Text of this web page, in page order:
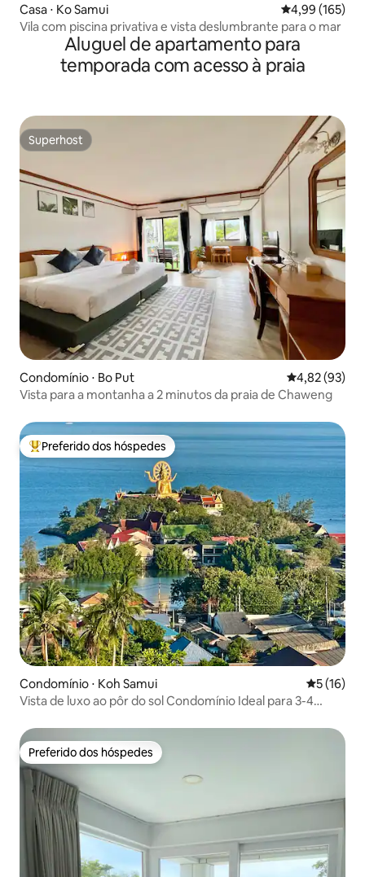
Casa ⋅ Ko Samui 4,99 de uma
4,99 (165)
Vila com piscina privativa e vista deslumbrante para o mar
Aluguel de apartamento para
temporada com acesso à praia
Superhost
Superhost
Condomínio ⋅ Bo Put 4,82 de uma
4,82 (93)
Vista para a montanha a 2 minutos da praia de Chaweng
Entre os melhores preferidos dos hóspedes
Preferido dos hóspedes
Condomínio ⋅ Koh Samui 5 de uma
5 (16)
Vista de luxo ao pôr do sol Condomínio Ideal para 3-4
Preferido dos hóspedes
Preferido dos hóspedes